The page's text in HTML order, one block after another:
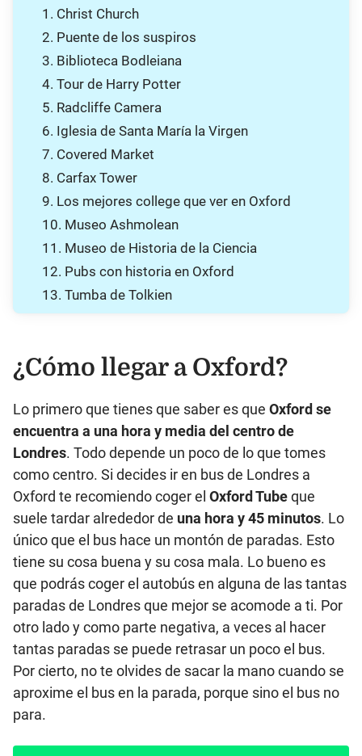
1. Christ Church
2. Puente de los suspiros
3. Biblioteca Bodleiana
4. Tour de Harry Potter
5. Radcliffe Camera
6. Iglesia de Santa María la Virgen
7. Covered Market
8. Carfax Tower
9. Los mejores college que ver en Oxford
10. Museo Ashmolean
11. Museo de Historia de la Ciencia
12. Pubs con historia en Oxford
13. Tumba de Tolkien
¿Cómo llegar a Oxford?
Lo primero que tienes que saber es que Oxford se
encuentra a una hora y media del centro de
Londres. Todo depende un poco de lo que tomes
como centro. Si decides ir en bus de Londres a
Oxford te recomiendo coger el Oxford Tubeque
suele tardar alrededor de una hora y 45 minutos. Lo
único que el bus hace un montón de paradas. Esto
tiene su cosa buena y su cosa mala. Lo bueno es
que podrás coger el autobús en alguna de las tantas
paradas de Londres que mejor se acomode a ti. Por
otro lado y como parte negativa, a veces al hacer
tantas paradas se puede retrasar un poco el bus.
Por cierto, no te olvides de sacar la mano cuando se
aproxime el bus en la parada, porque sino el bus no
para.